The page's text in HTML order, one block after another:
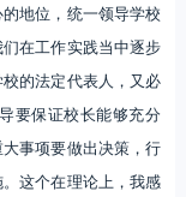
地位，统一领导学校
在工作实践当中逐步
的法定代表人，又必
要保证校长能够充分
事项要做出决策，行
这个在理论上，我感